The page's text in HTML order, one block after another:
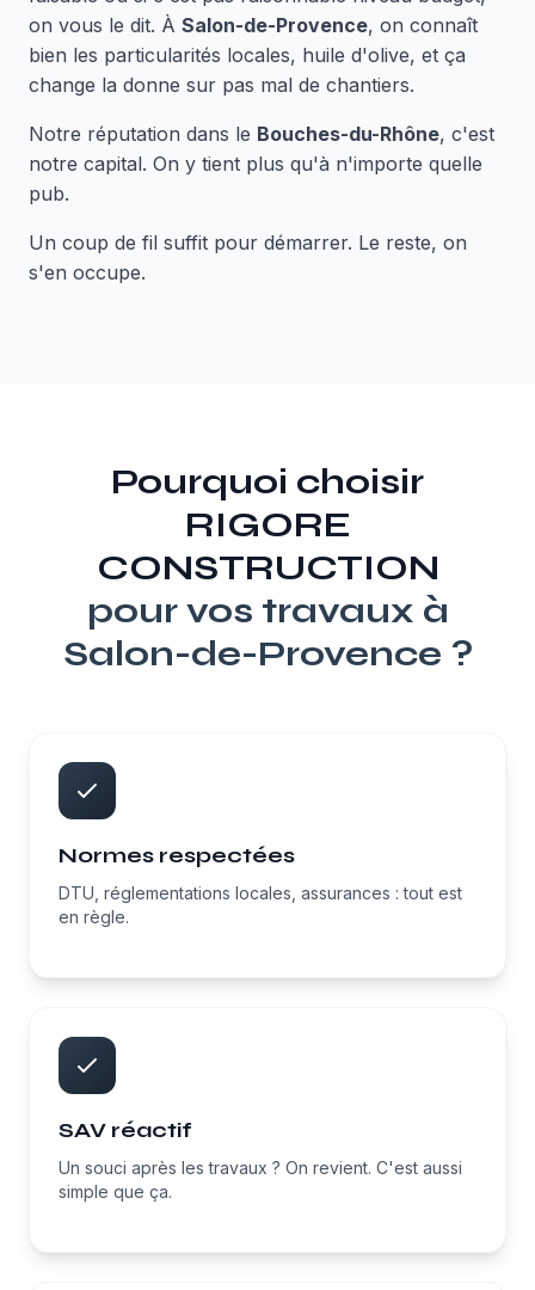
on vous le dit. À Salon-de-Provence, on connaît
bien les particularités locales, huile d'olive, et ça
change la donne sur pas mal de chantiers.
Notre réputation dans le Bouches-du-Rhône, c'est
notre capital. On y tient plus qu'à n'importe quelle
pub.
Un coup de fil suffit pour démarrer. Le reste, on
s'en occupe.
Pourquoi choisir
RIGORE
CONSTRUCTION
pour vos travaux à
Salon-de-Provence ?
Normes respectées
DTU, réglementations locales, assurances : tout est
en règle.
SAV réactif
Un souci après les travaux ? On revient. C'est aussi
simple que ça.